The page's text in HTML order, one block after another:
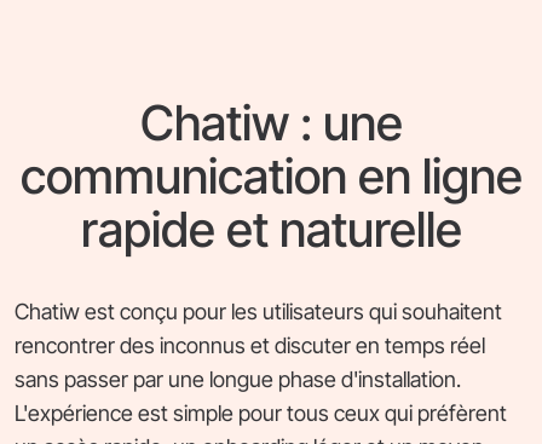
Chatiw : une
communication en ligne
rapide et naturelle
Chatiw est conçu pour les utilisateurs qui souhaitent
rencontrer des inconnus et discuter en temps réel
sans passer par une longue phase d'installation.
L'expérience est simple pour tous ceux qui préfèrent